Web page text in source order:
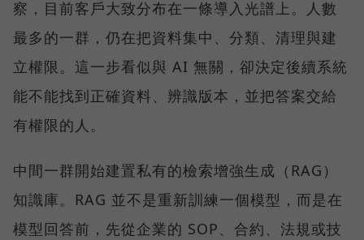
察，目前客戶大致分布在一條導入光譜上。人數
最多的一群，仍在把資料集中、分類、清理與建
立權限。這一步看似與 AI 無關，卻決定後續系統
能不能找到正確資料、辨識版本，並把答案交給
有權限的人。
中間一群開始建置私有的檢索增強生成（RAG）
知識庫。RAG 並不是重新訓練一個模型，而是在
模型回答前，先從企業的 SOP、合約、法規或技